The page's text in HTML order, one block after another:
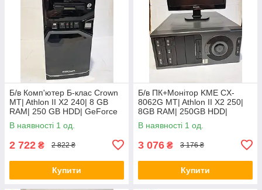
Б/в Комп'ютер Б-клас Crown
MT| Athlon II X2 240| 8 GB
RAM| 250 GB HDD| GeForce
GT 440 1GB
В наявності 1 од.
2 722 ₴ 2 822 ₴
Купити
Б/в ПК+Монітор KME CX-
8062G MT| Athlon II X2 250|
8GB RAM| 250GB HDD|
7025+Phil 160E| 16" 1366x768
| VGA
В наявності 1 од.
3 076 ₴ 3 176 ₴
Купити